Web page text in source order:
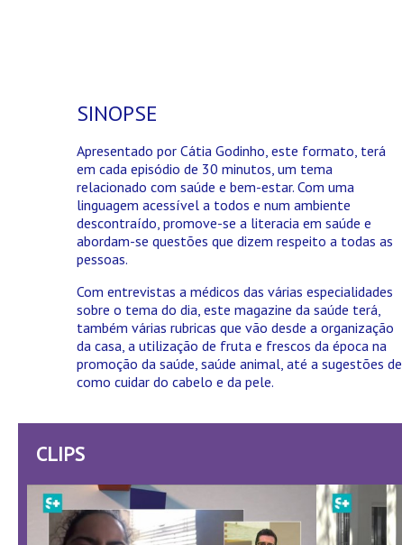
SINOPSE
Apresentado por Cátia Godinho, este formato, terá
em cada episódio de 30 minutos, um tema
relacionado com saúde e bem-estar. Com uma
linguagem acessível a todos e num ambiente
descontraído, promove-se a literacia em saúde e
abordam-se questões que dizem respeito a todas as
pessoas.
Com entrevistas a médicos das várias especialidades
sobre o tema do dia, este magazine da saúde terá,
também várias rubricas que vão desde a organização
da casa, a utilização de fruta e frescos da época na
promoção da saúde, saúde animal, até a sugestões de
como cuidar do cabelo e da pele.
CLIPS